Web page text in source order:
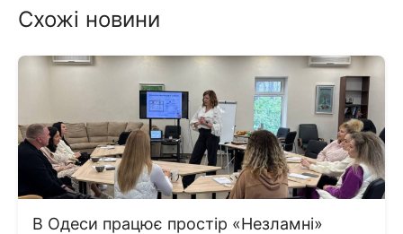
Схожі новини
В Одеси працює простір «Незламні»